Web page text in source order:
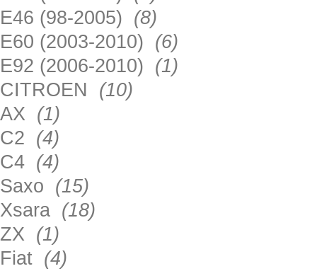
E46 (98-2005) (8)
E60 (2003-2010) (6)
E92 (2006-2010) (1)
CITROEN (10)
AX (1)
C2 (4)
C4 (4)
Saxo (15)
Xsara (18)
ZX (1)
Fiat (4)